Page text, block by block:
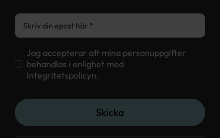
Jag accepterar att mina personuppgifter
behandlas i enlighet med
Integritetspolicyn.
Skicka